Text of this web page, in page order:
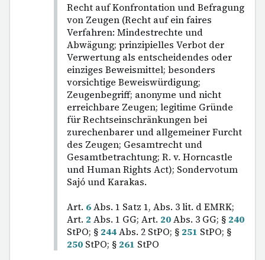
Recht auf Konfrontation und Befragung
von Zeugen (Recht auf ein faires
Verfahren: Mindestrechte und
Abwägung; prinzipielles Verbot der
Verwertung als entscheidendes oder
einziges Beweismittel; besonders
vorsichtige Beweiswürdigung;
Zeugenbegriff; anonyme und nicht
erreichbare Zeugen; legitime Gründe
für Rechtseinschränkungen bei
zurechenbarer und allgemeiner Furcht
des Zeugen; Gesamtrecht und
Gesamtbetrachtung; R. v. Horncastle
und Human Rights Act); Sondervotum
Sajó und Karakas.
Art. 6Abs. 1 Satz 1, Abs. 3 lit. d EMRK;
Art. 2 Abs. 1 GG; Art. 20Abs. 3 GG; § 240
StPO; § 244Abs. 2 StPO; § 251 StPO; §
250 StPO; § 261 StPO